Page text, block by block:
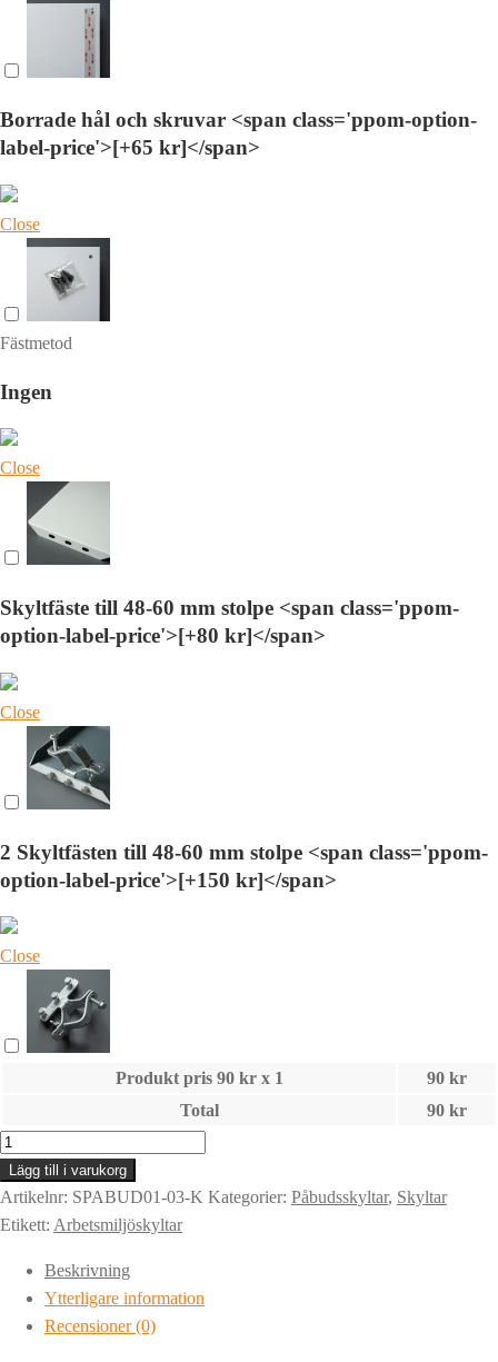
Borrade hål och skruvar <span class='ppom-option-
label-price'>[+65 kr]</span>
Close
Fästmetod
Ingen
Close
Skyltfäste till 48-60 mm stolpe <span class='ppom-
option-label-price'>[+80 kr]</span>
Close
2 Skyltfästen till 48-60 mm stolpe <span class='ppom-
option-label-price'>[+150 kr]</span>
Close
Produkt pris 90kr x 1 90 kr
Total
90 kr
Skylt
ÖVERDRAGSSKOR
MÅSTE
Piktogram
mängd
Lägg till i varukorg
Artikelnr: SPABUD01-03-K Kategorier: Påbudsskyltar, Skyltar
Etikett: Arbetsmiljöskyltar
Beskrivning
Ytterligare information
Recensioner (0)